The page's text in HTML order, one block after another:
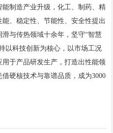
制造产业升级，化工、制药、精
、稳定性、节能性、安全性提出
与传热领域十余年，坚守“智慧
以科技创新为核心，以市场工况
于产品研发生产，打造出性能领
硬核技术与靠谱品质，成为3000